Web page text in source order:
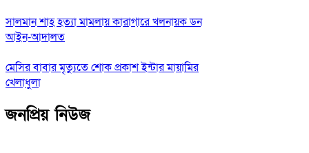
সালমান শাহ হত্যা মামলায় কারাগারে খলনায়ক ডন
আইন-আদালত
মেসির বাবার মৃত্যুতে শোক প্রকাশ ইন্টার মায়ামির
খেলাধুলা
জনপ্রিয় নিউজ